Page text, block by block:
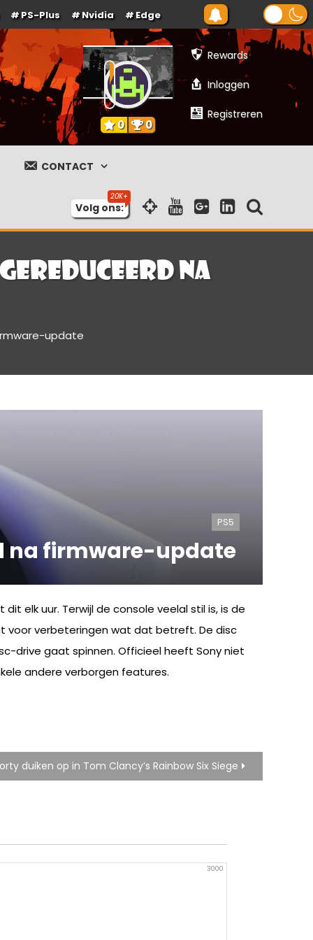
PS-Plus Nvidia Edge
Rewards
Inloggen
Registreren
0 0
CONTACT
Volg ons:
na
update
PS5
na firmware-update
elk uur. Terwijl de console veelal stil is, is de
voor verbeteringen wat dat betreft. De disc
drive gaat spinnen. Officieel heeft Sony niet
andere verborgen features.
duiken op in Tom Clancy’s Rainbow Six Siege
3000